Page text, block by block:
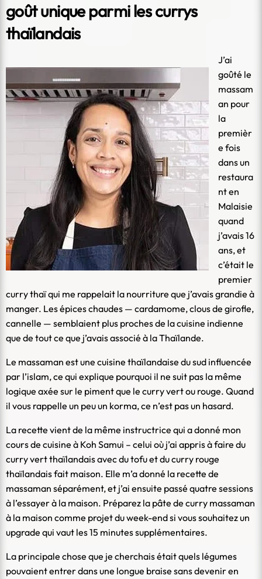
goût unique parmi les currys
thaïlandais
J’ai
goûté le
massam
an pour
la
premièr
e fois
dans un
restaura
nt en
Malaisie
quand
j’avais 16
ans, et
c’était le
premier
curry thaï qui me rappelait la nourriture que j’avais grandie à
manger. Les épices chaudes — cardamome, clous de girofle,
cannelle — semblaient plus proches de la cuisine indienne
que de tout ce que j’avais associé à la Thaïlande.
Le massaman est une cuisine thaïlandaise du sud influencée
par l’islam, ce qui explique pourquoi il ne suit pas la même
logique axée sur le piment que le curry vert ou rouge. Quand
il vous rappelle un peu un korma, ce n’est pas un hasard.
La recette vient de la même instructrice qui a donné mon
cours de cuisine à Koh Samui – celui où j’ai appris à faire du
curry vert thaïlandais avec du tofu et du curry rouge
thaïlandais fait maison. Elle m’a donné la recette de
massaman séparément, et j’ai ensuite passé quatre sessions
à l’essayer à la maison. Préparez la pâte de curry massaman
à la maison comme projet du week-end si vous souhaitez un
upgrade qui vaut les 15 minutes supplémentaires.
La principale chose que je cherchais était quels légumes
pouvaient entrer dans une longue braise sans devenir en